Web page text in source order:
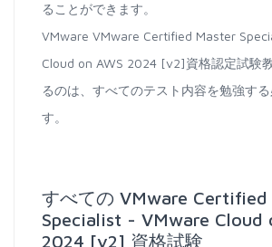
ることができます。
VMware VMware Certified Master
Cloud on AWS 2024 [v2]資格認定試験
るのは、すべてのテスト内容を勉強す
す。
すべての VMware Certified
Specialist - VMware Cloud
2024 [v2] 資格試験